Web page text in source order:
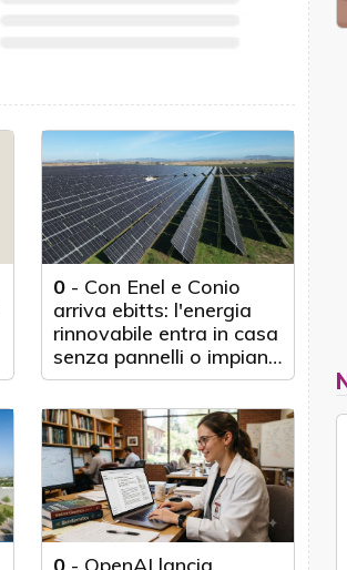
0 - Con Enel e Conio
arriva ebitts: l'energia
rinnovabile entra in casa
senza pannelli o impianti
fisici